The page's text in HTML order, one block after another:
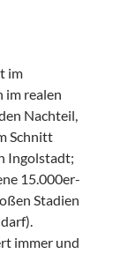
im
im realen
Nachteil,
Schnitt
Ingolstadt;
15.000er-
Stadien
immer und